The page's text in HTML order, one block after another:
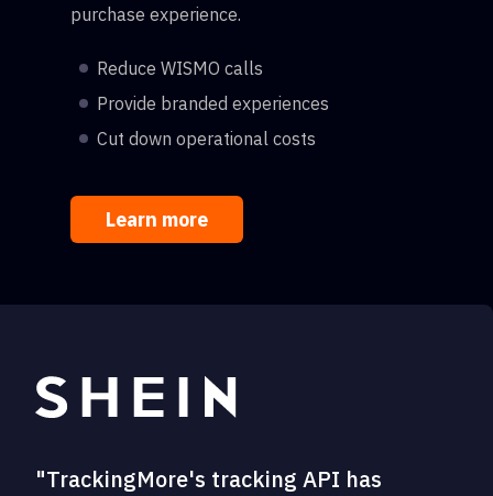
purchase experience.
Reduce WISMO calls
Provide branded experiences
Cut down operational costs
Learn more
"TrackingMore's tracking API has